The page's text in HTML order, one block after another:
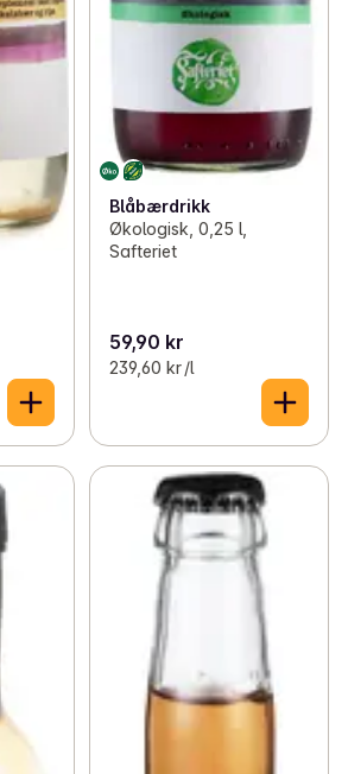
Blåbærdrikk
Økologisk, 0,25 l,
Safteriet
59,90 kr
239,60 kr /l